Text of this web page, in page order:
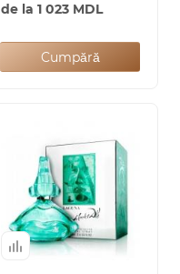
de la 1 023 MDL
Cumpără